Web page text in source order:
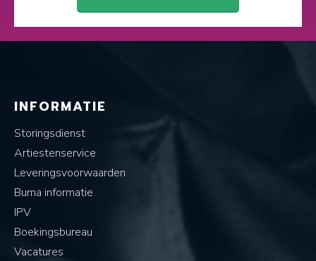
INFORMATIE
Storingsdienst
Artiestenservice
Leveringsvoorwaarden
Buma informatie
IPV
Boekingsbureau
Vacatures